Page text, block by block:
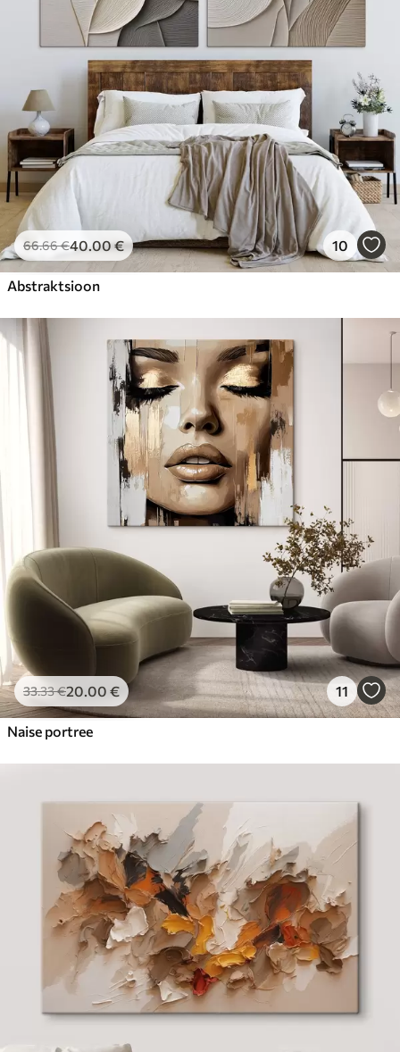
66.66€40.00€ 10
Abstraktsioon
33.33€20.00 € 11
Naise portree